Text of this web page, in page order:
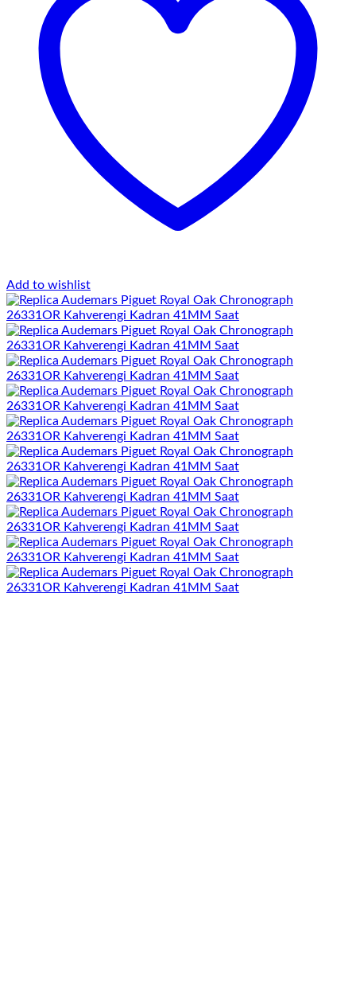
Add to wishlist